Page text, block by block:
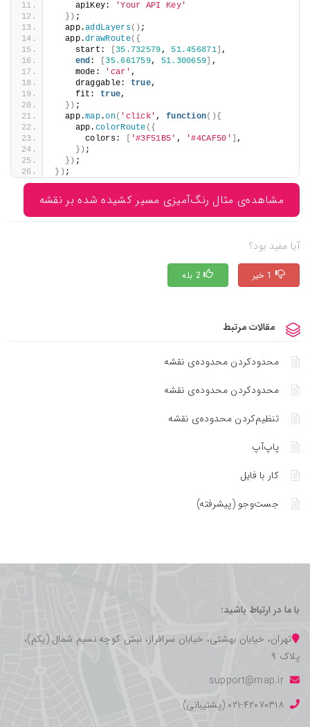
    apiKey:
'Your API Key'
}) ;
  app.
addLayers() ;
  app.
drawRoute({
    start:
35.732579, 51.456871] ,
end: 35.661759, 51.300659
,
    mode:
'car' ,
    draggable:
true,
    fit:
true,
}) ;
  app.
map.on( 'click' , function(){
    app.
colorRoute ({
      colors:
'#3F51B5' , '#4CAF50'
,
}) ;
}) ;
}) ;
مشاهده‌ی مثال رنگ‌آمیزی مسیر کشیده شده بر نقشه
آیا مفید بود؟
2 بله 1 خیر
مقالات مرتبط
محدودکردن محدوده‌ی نقشه
محدودکردن محدوده‌ی نقشه
تنظیم‌کردن محدوده‌ی نقشه
پاپ‌آپ
کار با فایل
جست‌وجو (پیشرفته)
با ما در ارتباط باشید:
تهران، خیابان بهشتی، خیابان سرافراز، نبش کوچه نسیم شمال (یکم)،
پلاک ۹